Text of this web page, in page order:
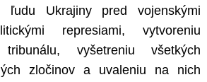
ľudu Ukrajiny pred vojenskými
represiami, vytvoreniu
tribunálu, vyšetreniu všetkých
zločinov a uvaleniu na nich